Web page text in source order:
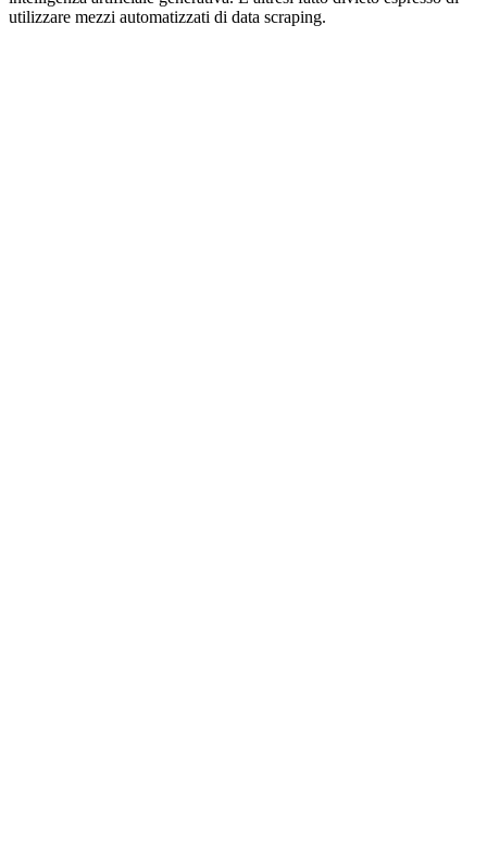
utilizzare mezzi automatizzati di data scraping.